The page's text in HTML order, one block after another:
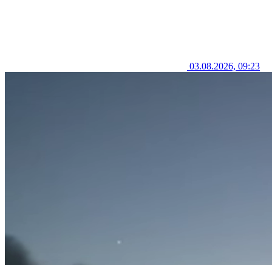
03.08.2026, 09:23